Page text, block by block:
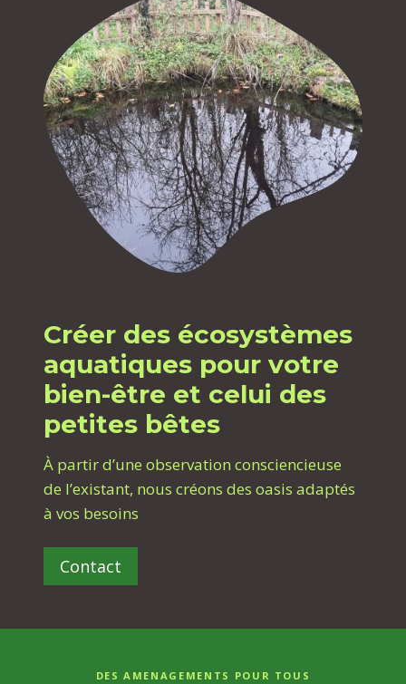
Créer des écosystèmes
aquatiques pour votre
bien-être et celui des
petites bêtes
À partir d’une observation consciencieuse
de l’existant, nous créons des oasis adaptés
à vos besoins
Contact
DES AMENAGEMENTS POUR TOUS